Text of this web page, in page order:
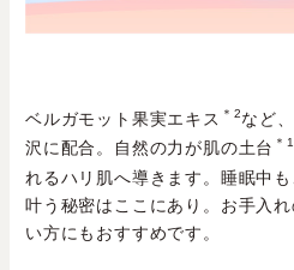
ベルガモット果実エキス ＊2など
沢に配合。自然の力が肌の土台 ＊1
れるハリ肌へ導きます。睡眠中
叶う秘密はここにあり。お手入
い方にもおすすめです。